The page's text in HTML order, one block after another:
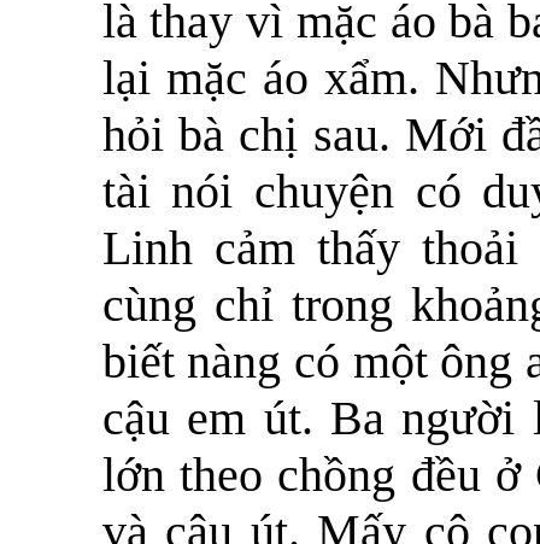
là thay vì mặc áo bà
lại mặc áo xẩm.
hỏi bà chị sau. Mới
tài nói chuyện có
Linh cảm thấy
cùng chỉ trong
biết nàng có một ông
cậu em út. Ba
lớn theo chồng đều
và cậu út. Mấy cô